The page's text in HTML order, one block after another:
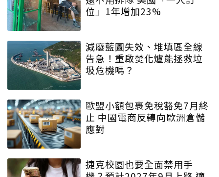
位」1年增加23%
減廢藍圖失效、堆填區全線
告急！重啟焚化爐能拯救垃
圾危機嗎？
歐盟小額包裹免稅豁免7月終
止 中國電商反轉向歐洲倉儲
應對
捷克校園也要全面禁用手